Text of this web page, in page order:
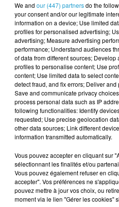
costumé(e) ! Un combat de
extérieur.
Cliquez-icipour découvrir le
pour accéder à la page
Chevaliers.
Agnès Thomas, présidente
Publié : 17 avril 2024 à 9h31
TITRES DIFFUSÉS
We and our (447) partnersdo the
your consent and/or our legitimate
information on a device; Use limited
profiles for personalised advertising;
advertising; Measure advertising
performance; Understand audiences
of data from different sources;
profiles to personalise content; Use
content; Use limited data to select
detect fraud, and fix errors; Deliver
Save and communicate privacy
process personal data such as IP
following functionalities: Identify
requested; Use precise geolocation
other data sources; Link different
information transmitted automatically.
Vous pouvez accepter en cliquant sur
sélectionnant les finalités et/ou
Vous pouvez également refuser en
accepter". Vos préférences ne
pouvez mettre à jour vos choix, ou
moment via le lien "Gérer les cookies"